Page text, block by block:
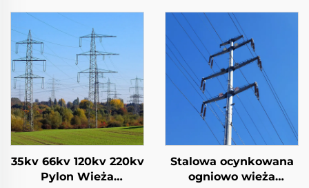
35kv 66kv 120kv 220kv
Pylon Wieża
Stalowa ocynkowana
ogniowo wieża